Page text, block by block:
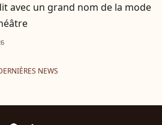
avec un grand nom de la mode
NEWS